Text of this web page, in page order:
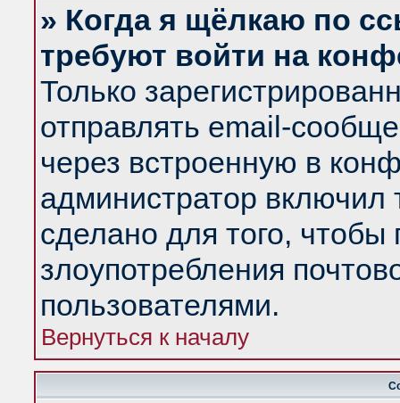
» Когда я щёлкаю по
требуют войти на
Только
отправлять email-
через встроенную в
администратор
сделано для того, чтобы
злоупотребления
пользователями.
Вернуться к началу